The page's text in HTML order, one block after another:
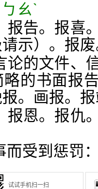
ㄠˋ
告。报喜
示）。报
的文件、
的书面报
。画报。
恩。报仇
受到惩罚
试试手机扫一扫